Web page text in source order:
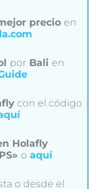
precio en
porBali en
con el código
Holafly
o aquí
o desde el